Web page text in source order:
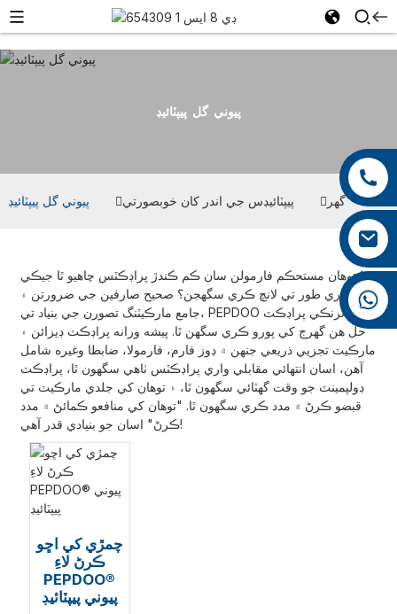
+86 13959222339
+86 0592 5599526
+86 18965423693
پيوني گل پيپٽائيڊ
گھر پيپٽائيڊس جي اندر کان خوبصورتي پيوني گل پيپٽائيڊ
ڇا توهان مستحڪم فارمولن سان ڪم ڪندڙ پراڊڪٽس چاهيو ٿا جيڪي
فوري طور تي لانچ ڪري سگهجن؟ صحيح صارفين جي ضرورتن ۽
جامع مارڪيٽنگ تصورن جي بنياد تي، PEPDOO جا ٽرنڪي پراڊڪٽ
حل هن گهرج کي پورو ڪري سگهن ٿا. پيشه ورانه پراڊڪٽ ڊيزائن ۽
مارڪيٽ تجزيي ذريعي جنهن ۾ ڊوز فارم، فارمولا، ضابطا وغيره شامل
آهن، اسان انتهائي مقابلي واري پراڊڪٽس ٺاهي سگهون ٿا، پراڊڪٽ
ڊولپمينٽ جو وقت گهٽائي سگهون ٿا، ۽ توهان کي جلدي مارڪيٽ تي
قبضو ڪرڻ ۾ مدد ڪري سگهون ٿا. "توهان کي منافعو ڪمائڻ ۾ مدد
ڪرڻ" اسان جو بنيادي قدر آهي!
چمڙي کي اڇو
ڪرڻ لاءِ
PEPDOO®
پيوني پيپٽائيڊ